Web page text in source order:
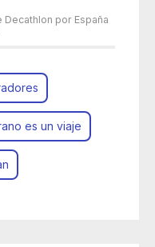
Decathlon por España
es un viaje